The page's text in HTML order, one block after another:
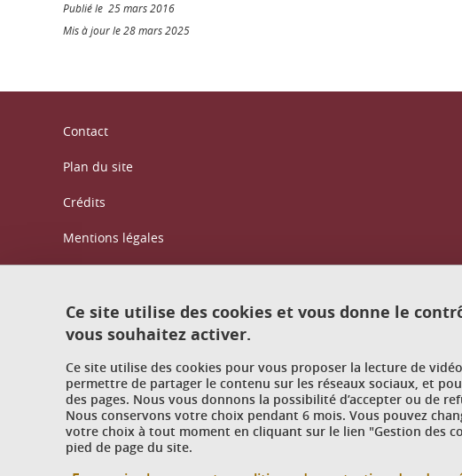
Publié le 25 mars 2016
Mis à jour le 28 mars 2025
Contact
Plan du site
Crédits
Mentions légales
Politique des cookies
Gestion des cookies
Accessibilité : non conforme
Ce site utilise des cookies et vous donne le
vous souhaitez activer.
Ce site utilise des cookies pour vous proposer la lecture de
permettre de partager le contenu sur les réseaux sociaux, et
des pages. Nous vous donnons la possibilité d’accepter ou de
Nous conservons votre choix pendant 6 mois. Vous pouvez
votre choix à tout moment en cliquant sur le lien "Gestion des
pied de page du site.